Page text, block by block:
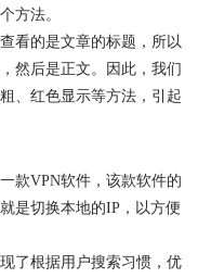
方法。
看的是文章的标题，所以
然后是正文。因此，我们
、红色显示等方法，引起
款VPN软件，该款软件的
是切换本地的IP，以方便
了根据用户搜索习惯，优